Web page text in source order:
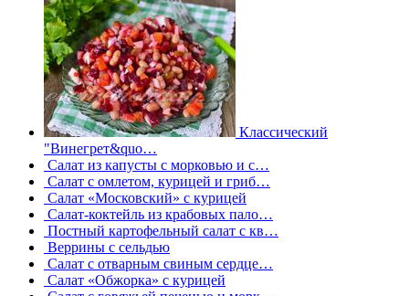
Классический
"Винегрет&quo…
Салат из капусты с морковью и с…
Салат с омлетом, курицей и гриб…
Салат «Московский» с курицей
Салат-коктейль из крабовых пало…
Постный картофельный салат с кв…
Веррины с сельдью
Салат с отварным свиным сердце…
Салат «Обжорка» с курицей